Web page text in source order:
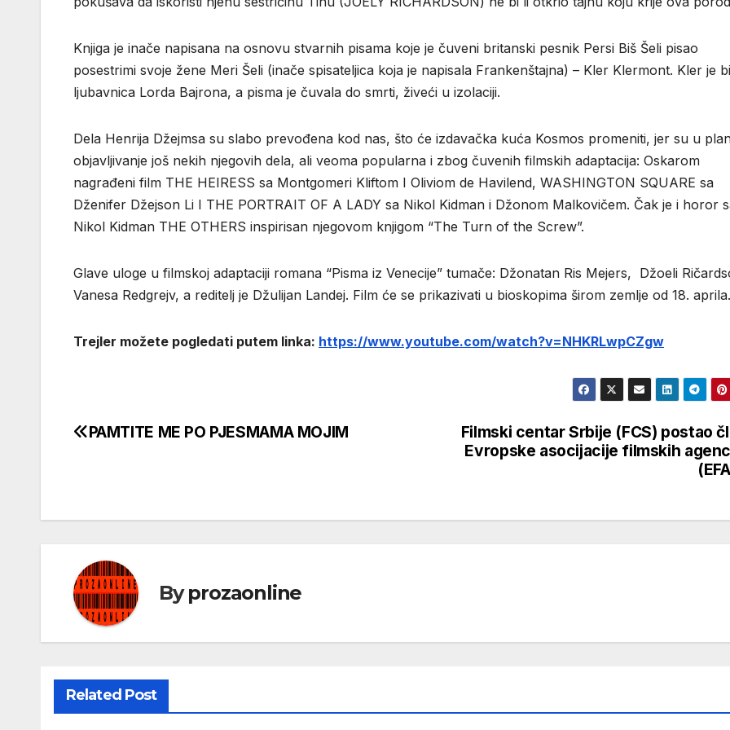
Knjiga je inače napisana na osnovu stvarnih pisama koje je čuveni britanski pesnik Persi Biš Šeli pisao
posestrimi svoje žene Meri Šeli (inače spisateljica koja je napisala Frankenštajna) – Kler Klermont. Kler je
ljubavnica Lorda Bajrona, a pisma je čuvala do smrti, živeći u izolaciji.
Dela Henrija Džejmsa su slabo prevođena kod nas, što će izdavačka kuća Kosmos promeniti, jer su u
objavljivanje još nekih njegovih dela, ali veoma popularna i zbog čuvenih filmskih adaptacija: Oskarom
nagrađeni film THE HEIRESS sa Montgomeri Kliftom I Oliviom de Havilend, WASHINGTON SQUARE sa
Dženifer Džejson Li I THE PORTRAIT OF A LADY sa Nikol Kidman i Džonom Malkovičem. Čak je i horor
Nikol Kidman THE OTHERS inspirisan njegovom knjigom “The Turn of the Screw”.
Glave uloge u filmskoj adaptaciji romana “Pisma iz Venecije” tumače: Džonatan Ris Mejers, Džoeli
Vanesa Redgrejv, a reditelj je Džulijan Landej. Film će se prikazivati u bioskopima širom zemlje od 18. aprila.
Trejler možete pogledati putem linka: https://www.youtube.com/watch?v=NHKRLwpCZgw
Кретање
Filmski centar Srbije (FCS) postao
Evropske asocijacije filmskih
PAMTITE ME PO PJESMAMA MOJIM
Byprozaonline
Related Post